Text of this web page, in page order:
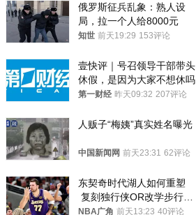
俄罗斯征兵乱象：熟人设
局，拉一个人给8000元
知世 前天19:29 153评论
壹快评｜号召领导干部带头
休假，是因为大家不想休吗
第一财经 昨天09:32 207评论
人贩子“梅姨”真实姓名曝光
中国新闻网 前天23:31 62评论
东契奇时代湖人如何重塑
复刻独行侠OR改学步行
者？
NBA广角 前天13:23 40评论